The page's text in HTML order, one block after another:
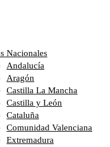
Nacionales
Andalucía
Aragón
Castilla La Mancha
Castilla y León
Cataluña
Comunidad Valenciana
Extremadura